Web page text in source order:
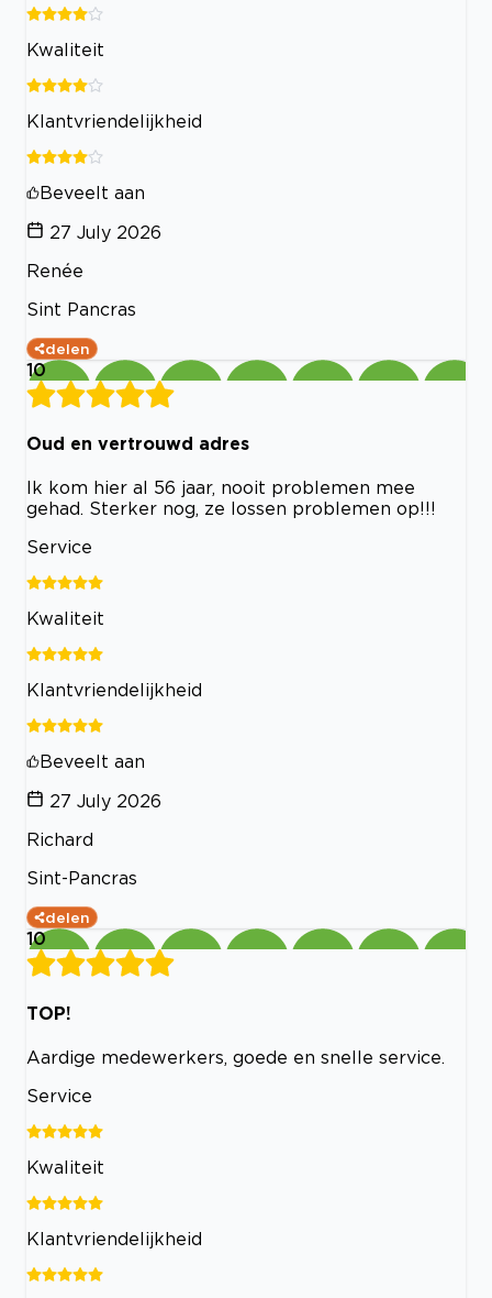
Kwaliteit
Klantvriendelijkheid
Beveelt aan
27 July 2026
Renée
Sint Pancras
delen
10
Oud en vertrouwd adres
Ik kom hier al 56 jaar, nooit problemen mee
gehad. Sterker nog, ze lossen problemen op!!!
Service
Kwaliteit
Klantvriendelijkheid
Beveelt aan
27 July 2026
Richard
Sint-Pancras
delen
10
TOP!
Aardige medewerkers, goede en snelle service.
Service
Kwaliteit
Klantvriendelijkheid